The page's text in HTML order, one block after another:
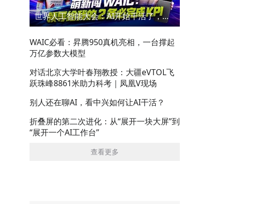
世界人工智能大会：AI开始干活了，但到底干的怎么样？萌新闯WAIC
WAIC必看：昇腾950真机亮相，一台撑起
万亿参数大模型
对话北京大学叶春翔教授：大疆eVTOL飞
跃珠峰8861米助力科考｜凤凰V现场
别人还在聊AI，看中兴如何让AI干活？
折叠屏的第二次进化：从“展开一块大屏”到
“展开一个AI工作台”
查看更多